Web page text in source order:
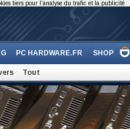
PC HARDWARE.FR SHOP
Tout
tiers pour l'analyse du trafic et la publicité